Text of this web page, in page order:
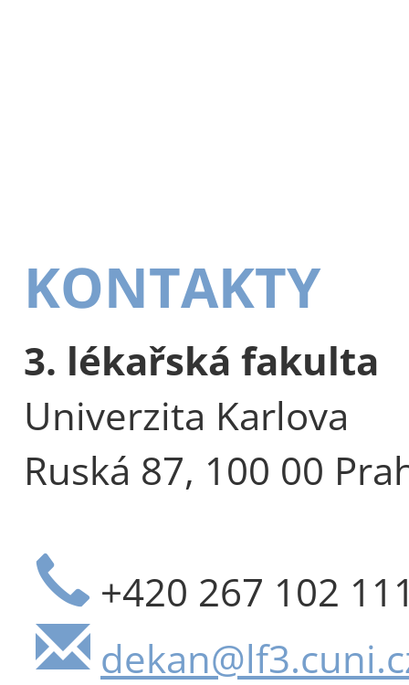
KONTAKTY
3. lékařská fakulta
Univerzita Karlova
Ruská 87, 100 00
+420 267 102